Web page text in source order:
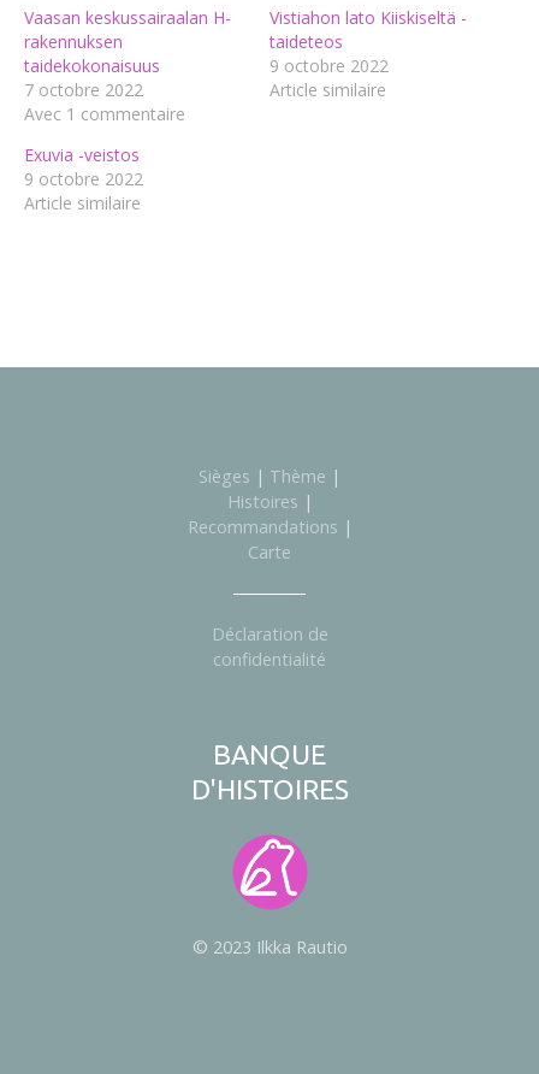
Vaasan keskussairaalan H-
rakennuksen
taidekokonaisuus
7 octobre 2022
Avec 1 commentaire
Vistiahon lato Kiiskiseltä -
taideteos
9 octobre 2022
Article similaire
Exuvia -veistos
9 octobre 2022
Article similaire
Sièges | Thème |
Histoires |
Recommandations |
Carte
Déclaration de
confidentialité
BANQUE
D'HISTOIRES
© 2023 Ilkka Rautio